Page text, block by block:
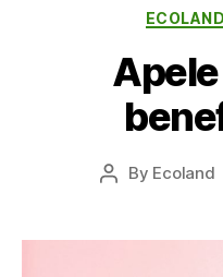
Post
By Ecoland